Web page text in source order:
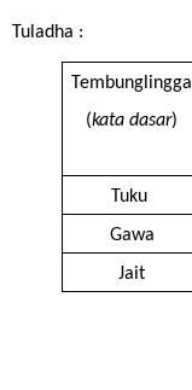
Tuladha :
Tembunglingga
(kata dasar)
Tuku
Gawa
Jait